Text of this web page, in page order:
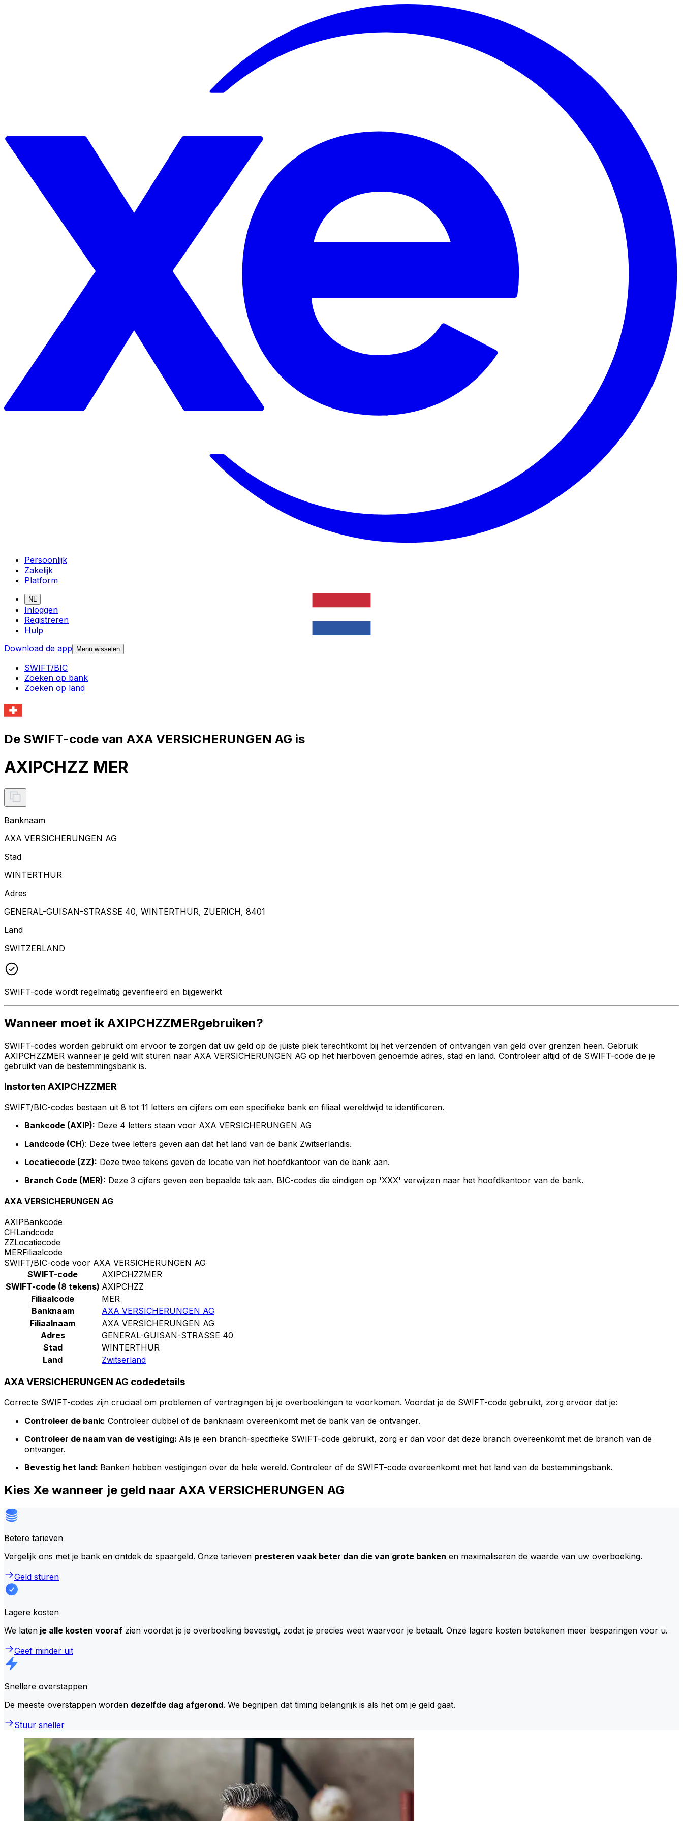
Persoonlijk
Zakelijk
Platform
NL
Inloggen
Registreren
Hulp
Download de app
Menu wisselen
SWIFT/BIC
Zoeken op bank
Zoeken op land
De SWIFT-code van AXA VERSICHERUNGEN AG is
AXIPCHZZ MER
Banknaam
AXA VERSICHERUNGEN AG
Stad
WINTERTHUR
Adres
GENERAL-GUISAN-STRASSE 40, WINTERTHUR, ZUERICH, 8401
Land
SWITZERLAND
SWIFT-code wordt regelmatig geverifieerd en bijgewerkt
Wanneer moet ik AXIPCHZZMERgebruiken?
SWIFT-codes worden gebruikt om ervoor te zorgen dat uw geld op de juiste plek terechtkomt bij het verzenden of ontvangen van geld over grenzen heen. Gebruik
AXIPCHZZMER wanneer je geld wilt sturen naar AXA VERSICHERUNGEN AG op het hierboven genoemde adres, stad en land. Controleer altijd of de SWIFT-code die je
gebruikt van de bestemmingsbank is.
Instorten AXIPCHZZMER
SWIFT/BIC-codes bestaan uit 8 tot 11 letters en cijfers om een specifieke bank en filiaal wereldwijd te identificeren.
Bankcode (AXIP): Deze 4 letters staan voor AXA VERSICHERUNGEN AG
Landcode (CH): Deze twee letters geven aan dat het land van de bank Zwitserlandis.
Locatiecode (ZZ): Deze twee tekens geven de locatie van het hoofdkantoor van de bank aan.
Branch Code (MER): Deze 3 cijfers geven een bepaalde tak aan. BIC-codes die eindigen op 'XXX' verwijzen naar het hoofdkantoor van de bank.
AXA VERSICHERUNGEN AG
AXIPBankcode
CHLandcode
ZZLocatiecode
MERFiliaalcode
SWIFT/BIC-code voor AXA VERSICHERUNGEN AG
SWIFT-code
AXIPCHZZMER
SWIFT-code (8 tekens) AXIPCHZZ
Filiaalcode
MER
Banknaam
AXA VERSICHERUNGEN AG
Filiaalnaam
AXA VERSICHERUNGEN AG
Adres
GENERAL-GUISAN-STRASSE 40
Stad
WINTERTHUR
Land
Zwitserland
AXA VERSICHERUNGEN AG codedetails
Correcte SWIFT-codes zijn cruciaal om problemen of vertragingen bij je overboekingen te voorkomen. Voordat je de SWIFT-code gebruikt, zorg ervoor dat je:
Controleer de bank: Controleer dubbel of de banknaam overeenkomt met de bank van de ontvanger.
Controleer de naam van de vestiging: Als je een branch-specifieke SWIFT-code gebruikt, zorg er dan voor dat deze branch overeenkomt met de branch van de
ontvanger.
Bevestig het land: Banken hebben vestigingen over de hele wereld. Controleer of de SWIFT-code overeenkomt met het land van de bestemmingsbank.
Kies Xe wanneer je geld naar AXA VERSICHERUNGEN AG
Betere tarieven
Vergelijk ons met je bank en ontdek de spaargeld. Onze tarieven presteren vaak beter dan die van grote banken en maximaliseren de waarde van uw overboeking.
Geld sturen
Lagere kosten
We laten je alle kosten vooraf zien voordat je je overboeking bevestigt, zodat je precies weet waarvoor je betaalt. Onze lagere kosten betekenen meer besparingen voor u.
Geef minder uit
Snellere overstappen
De meeste overstappen worden dezelfde dag afgerond. We begrijpen dat timing belangrijk is als het om je geld gaat.
Stuur sneller